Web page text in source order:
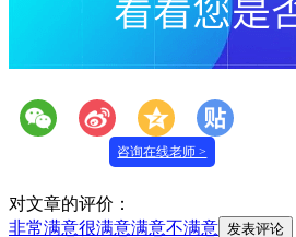
咨询在线老师 >
对文章的评价：
非常满意很满意满意不满意